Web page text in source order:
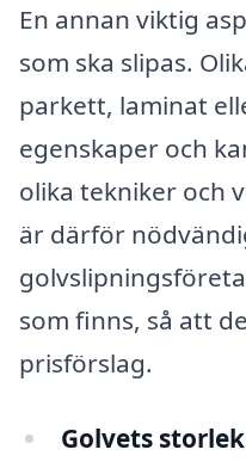
En annan viktig
som ska slipas.
parkett, laminat
egenskaper och
olika tekniker och
är därför
som finns, så att
prisförslag.
Golvets